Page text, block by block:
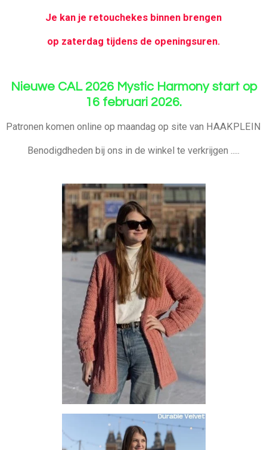
Je kan je retouchekes binnen brengen
op zaterdag tijdens de openingsuren.
Nieuwe CAL 2026 Mystic Harmony start op
16 februari 2026.
Patronen komen online op maandag op site van HAAKPLEIN
Benodigdheden bij ons in de winkel te verkrijgen .....